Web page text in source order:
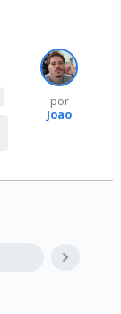
por
Joao